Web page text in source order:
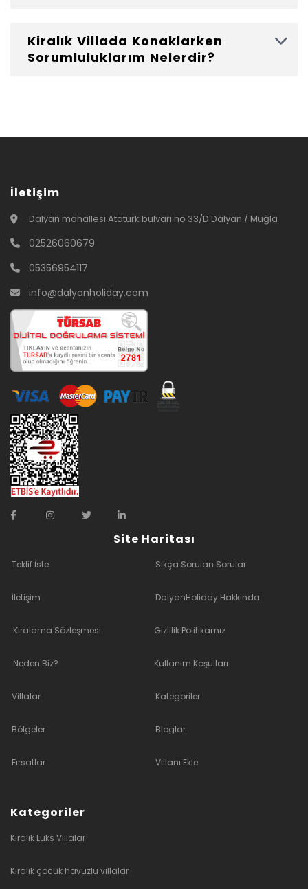
Kiralık Villada Konaklarken
Sorumluluklarım Nelerdir?
İletişim
Dalyan mahallesi Atatürk bulvarı no 33/D Dalyan / Muğla
02526060679
05356954117
info@dalyanholiday.com
Site Haritası
Teklif İste Sıkça Sorulan Sorular
İletişim DalyanHoliday Hakkında
Kiralama Sözleşmesi Gizlilik Politikamız
Neden Biz? Kullanım Koşulları
Villalar Kategoriler
Bölgeler Bloglar
Fırsatlar Villanı Ekle
Kategoriler
Kiralık Lüks Villalar
Kiralık çocuk havuzlu villalar